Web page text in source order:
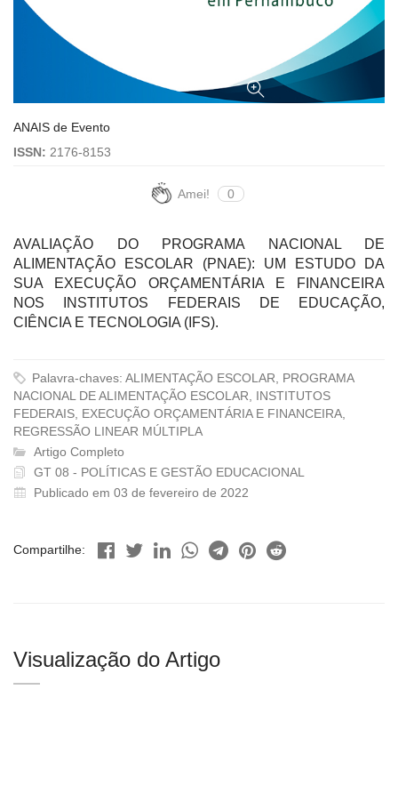
ANAIS de Evento
ISSN: 2176-8153
Amei! 0
AVALIAÇÃO DO PROGRAMA NACIONAL DE
ALIMENTAÇÃO ESCOLAR (PNAE): UM ESTUDO DA
SUA EXECUÇÃO ORÇAMENTÁRIA E FINANCEIRA
NOS INSTITUTOS FEDERAIS DE EDUCAÇÃO,
CIÊNCIA E TECNOLOGIA (IFS).
Palavra-chaves: ALIMENTAÇÃO ESCOLAR, PROGRAMA
NACIONAL DE ALIMENTAÇÃO ESCOLAR, INSTITUTOS
FEDERAIS, EXECUÇÃO ORÇAMENTÁRIA E FINANCEIRA,
REGRESSÃO LINEAR MÚLTIPLA
Artigo Completo
GT 08 - POLÍTICAS E GESTÃO EDUCACIONAL
Publicado em 03 de fevereiro de 2022
Compartilhe:
Visualização do Artigo